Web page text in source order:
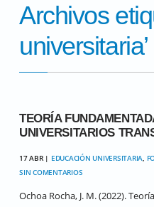
Archivos
universitaria’
TEORÍA
UNIVERSITARIOS
17 ABR | EDUCACIÓN UNIVERSITARIA,
SIN COMENTARIOS
Ochoa Rocha, J. M. (2022).